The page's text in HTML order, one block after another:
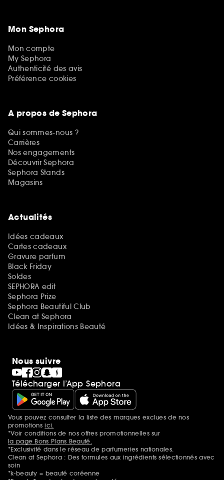
Mon Sephora
Mon compte
My Sephora
Authenticité des avis
Préférence cookies
A propos de Sephora
Qui sommes-nous ?
Carrières
Nos engagements
Découvrir Sephora
Sephora Stands
Magasins
Actualités
Idées cadeaux
Cartes cadeaux
Gravure parfum
Black Friday
Soldes
SEPHORA edit
Sephora Prize
Sephora Beautiful Club
Clean at Sephora
Idées & Inspirations Beauté
Nous suivre
Télécharger l’App Sephora
Mentions additionnelles
Vous pouvez consulter la liste des marques exclues de nos
promotionsici.
*Voir conditions de nos offres promotionnelles sur
la page Bons Plans Beauté.
*Exclusivité dans le réseau de parfumeries nationales.
Clean at Sephora : Des formules aux ingrédients sélectionnés avec
soin
*k-beauty = beauté coréenne